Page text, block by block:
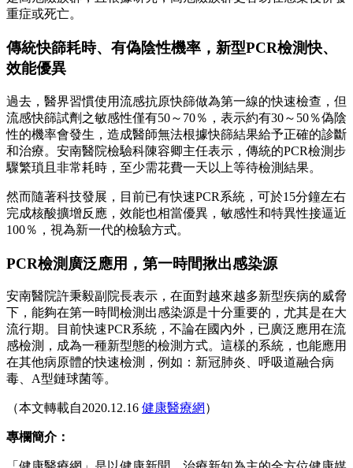
重症或死亡。
傳統快篩耗時、有偽陰性機率，新型PCR檢測快、
效能優異
過去，醫界習慣使用流感抗原快篩做為第一線的快速檢查，但
流感快篩試劑之敏感性僅有50～70％，表示約有30～50％偽陰
性的機率會發生，造成醫師無法根據快篩結果給予正確的診斷
和治療。安南醫院檢驗科陳容卿主任表示，傳統的PCR檢測步
驟繁瑣且非常耗時，至少需花費一天以上等待檢測結果。
然而隨著科技發展，目前已有快速PCR系統，可於15分鐘左右
完成核酸擴增反應，效能也相當優異，敏感性和特異性接逼近
100％，視為新一代的檢驗方式。
PCR檢測廣泛應用，第一時間揪出感染源
安南醫院許秉毅副院長表示，在面對越來越多新型疾病的威脅
下，能夠在第一時間檢測出感染源是十分重要的，尤其是在大
流行期。目前快速PCR系統，不論在國內外，已廣泛應用在流
感檢測，成為一種新型態的檢測方式。這樣的系統，也能應用
在其他病原體的快速檢測，例如：新冠肺炎、呼吸道融合病
毒、A型鏈球菌等。
（本文轉載自2020.12.16 健康醫療網 ）
專欄簡介：